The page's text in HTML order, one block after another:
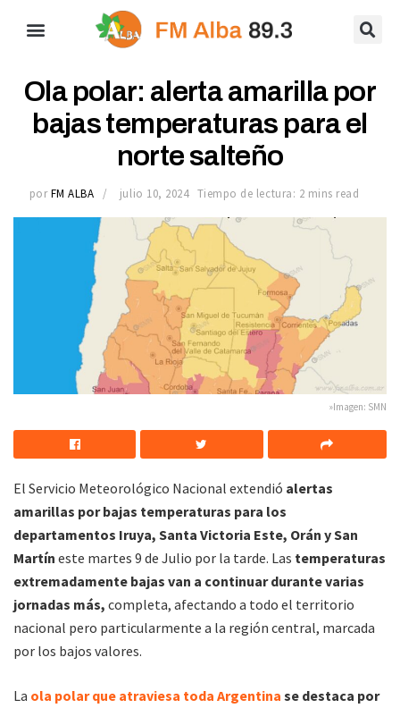
Ola polar: alerta amarilla por
bajas temperaturas para el
norte salteño
por FM ALBA julio 10, 2024 Tiempo de lectura: 2 mins read
»Imagen: SMN
El Servicio Meteorológico Nacional extendió alertas
amarillas por bajas temperaturas para los
departamentos Iruya, Santa Victoria Este, Orán y San
Martín este martes 9 de Julio por la tarde. Las temperaturas
extremadamente bajas van a continuar durante varias
jornadas más, completa, afectando a todo el territorio
nacional pero particularmente a la región central, marcada
por los bajos valores.
La ola polar que atraviesa toda Argentina se destaca por